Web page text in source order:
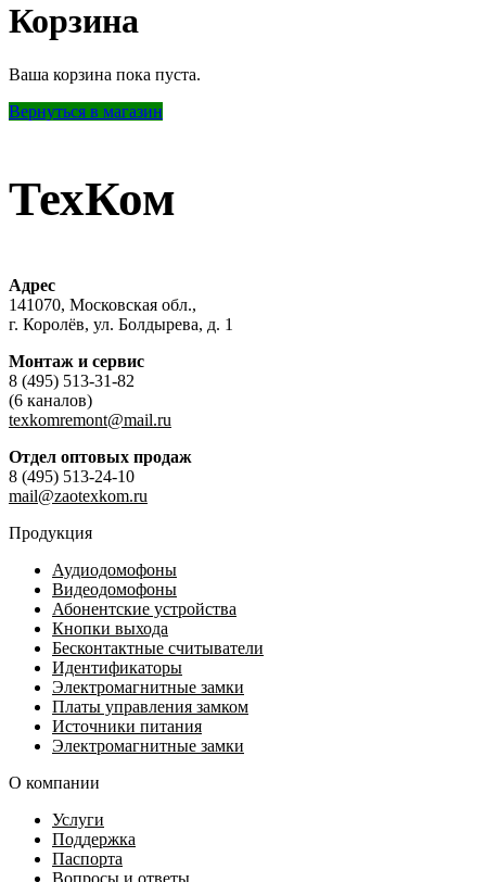
Корзина
Ваша корзина пока пуста.
Вернуться в магазин
ТехКом
Адрес
141070, Московская обл.,
г. Королёв, ул. Болдырева, д. 1
Монтаж и сервис
8 (495) 513-31-82
(6 каналов)
texkomremont@mail.ru
Отдел оптовых продаж
8 (495) 513-24-10
mail@zaotexkom.ru
Продукция
Аудиодомофоны
Видеодомофоны
Абонентские устройства
Кнопки выхода
Бесконтактные считыватели
Идентификаторы
Электромагнитные замки
Платы управления замком
Источники питания
Электромагнитные замки
О компании
Услуги
Поддержка
Паспорта
Вопросы и ответы